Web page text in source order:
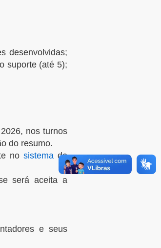
desenvolvidas;
suporte (até 5);
nos turnos
do resumo.
no sistemado
será aceita a
e seus